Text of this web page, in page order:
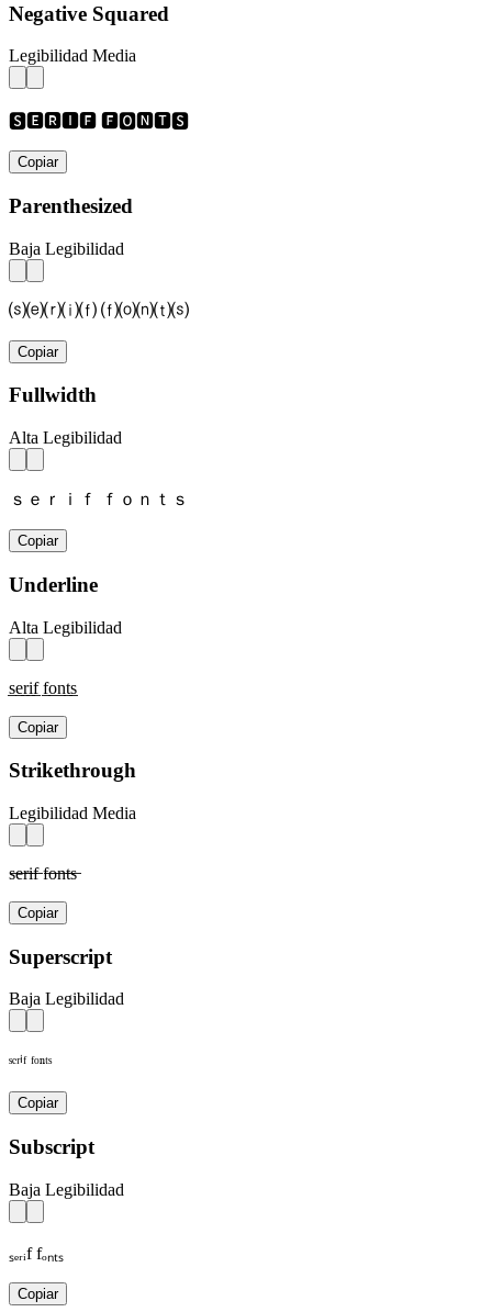
Negative Squared
Legibilidad Media
🆂🅴🆁🅸🅵 🅵🅾🅽🆃🆂
Copiar
Parenthesized
Baja Legibilidad
⒮⒠⒭⒤⒡ ⒡⒪⒩⒯⒮
Copiar
Fullwidth
Alta Legibilidad
ｓｅｒｉｆ ｆｏｎｔｓ
Copiar
Underline
Alta Legibilidad
s̲e̲r̲i̲f̲ f̲o̲n̲t̲s̲
Copiar
Strikethrough
Legibilidad Media
s̶e̶r̶i̶f̶ f̶o̶n̶t̶s̶
Copiar
Superscript
Baja Legibilidad
ˢᵉʳⁱᶠ ᶠᵒⁿᵗˢ
Copiar
Subscript
Baja Legibilidad
ₛₑᵣᵢf fₒₙₜₛ
Copiar